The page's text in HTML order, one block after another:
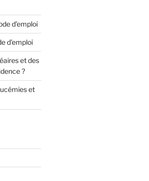
d’emploi
d’emploi
et des
?
et